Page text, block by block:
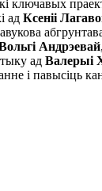
ключавых
ад Ксеніі
Андрэевай
ад Валерыі
і павысіць